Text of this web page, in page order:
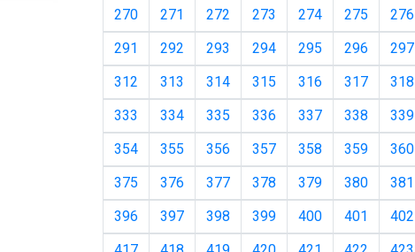
270
271 272 273 274 275 276
291
292 293 294 295 296 297
312
313 314 315 316 317 318
333
334 335 336 337 338 339
354
355 356 357 358 359 360
375
376 377 378 379 380 381
396
397 398 399 400 401 402